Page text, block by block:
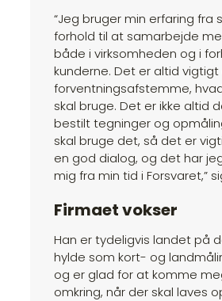
“Jeg bruger min erfaring fra
forhold til at samarbejde
både i virksomheden og i
kunderne. Det er altid
forventningsafstemme,
skal bruge. Det er ikke altid
bestilt tegninger og
skal bruge det, så det er
en god dialog, og det har
mig fra min tid i Forsvaret,”
Firmaet vokser
Han er tydeligvis landet på
hylde som kort- og
og er glad for at komme
omkring, når der skal laves